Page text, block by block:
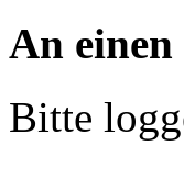
An einen
Bitte